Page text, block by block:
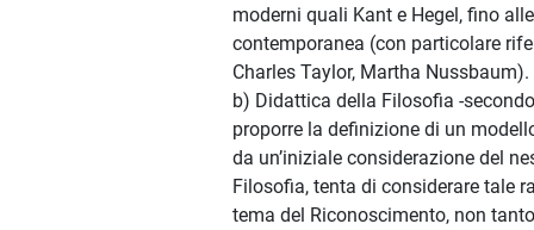
moderni quali Kant e Hegel, fino
contemporanea (con particolare
Charles Taylor, Martha Nussbaum).
b) Didattica della Filosofia -
proporre la definizione di un
da un’iniziale considerazione del
Filosofia, tenta di considerare tale
tema del Riconoscimento, non